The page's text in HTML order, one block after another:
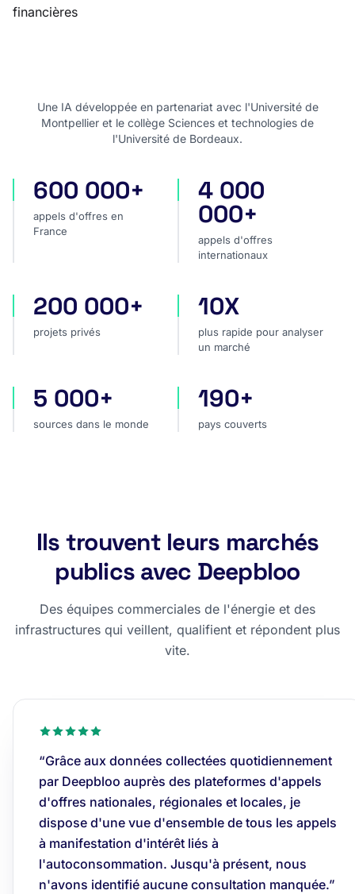
financières
Une IA développée en partenariat avec l'Université de
Montpellier et le collège Sciences et technologies de
l'Université de Bordeaux.
appels d'offres en France
600 000+
appels d'offres en
France
appels d'offres
4 000
000+
appels d'offres
internationaux
projets privés
200 000+
projets privés
plus rapide pour analyser
10X
plus rapide pour analyser
un marché
sources dans le monde
5 000+
sources dans le monde
pays couverts
190+
pays couverts
Ils trouvent leurs marchés
publics avec Deepbloo
Des équipes commerciales de l'énergie et des
infrastructures qui veillent, qualifient et répondent plus
vite.
“Grâce aux données collectées quotidiennement
par Deepbloo auprès des plateformes d'appels
d'offres nationales, régionales et locales, je
dispose d'une vue d'ensemble de tous les appels
à manifestation d'intérêt liés à
l'autoconsommation. Jusqu'à présent, nous
n'avons identifié aucune consultation manquée.”